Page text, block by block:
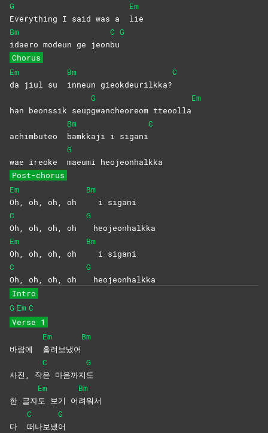
G
Everything I said was a
Em
lie
Bm
idaero modeun ge jeon
C
bu
G
Chorus
Em
da jiul su
Bm
inneun gieokdeurilkka?
C
han beonssik seup
G
gwancheoreom tteoolla
Em
achimbuteo
Bm
bamkkaji i sigani
C
wae ireoke
G
maeumi heojeonhalkka
Post-chorus
Em
Oh, oh, oh, oh
Bm
i sigani
C
Oh, oh, oh, oh
G
heojeonhalkka
Em
Oh, oh, oh, oh
Bm
i sigani
C
Oh, oh, oh, oh
G
heojeonhalkka
Intro
G Em C
Verse 1
바람에
Em
흘려보냈어
Bm
사진, 작
C
은 마음까지
G
도
한 글자
Em
도 보기 어
Bm
려워서
다
C
떠나보냈
G
어